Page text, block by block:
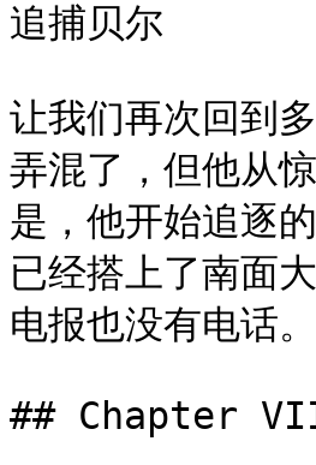
追捕贝尔
让我们再次回到
弄混了，但他从
是，他开始追逐
已经搭上了南面
电报也没有电话
## Chapter